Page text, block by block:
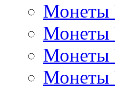
Монеты
Монеты
Монеты
Монеты